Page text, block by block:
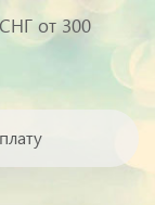
от 300